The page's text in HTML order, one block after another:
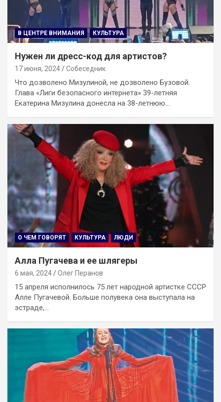
В ЦЕНТРЕ ВНИМАНИЯ КУЛЬТУРА
Нужен ли дресс-код для артистов?
17 июня, 2024 Собеседник
Что дозволено Мизулиной, не дозволено Бузовой.
Глава «Лиги безопасного интернета» 39-летняя
Екатерина Мизулина донесла на 38-летнюю…
О ЧЕМ ГОВОРЯТ КУЛЬТУРА ЛЮДИ
Алла Пугачева и ее шлягеры
6 мая, 2024 Олег Перанов
15 апреля исполнилось 75 лет народной артистке СССР
Алле Пугачевой. Больше полувека она выступала на
эстраде,…